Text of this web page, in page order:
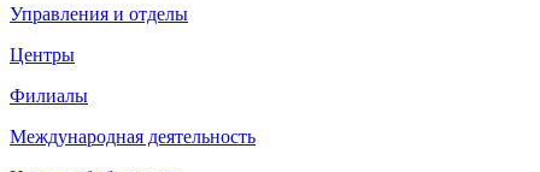
Управления и отделы
Центры
Филиалы
Международная деятельность